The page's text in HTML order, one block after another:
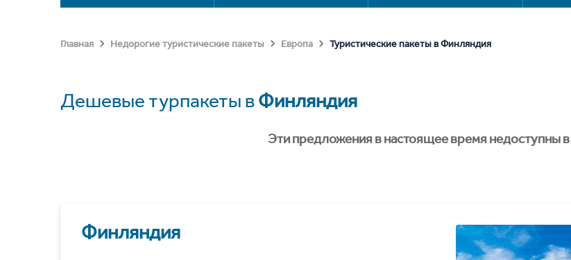
Главная Недорогие туристические пакеты Европа Туристические пакеты в Финляндия
Дешевые турпакеты вФинляндия
Эти предложения в настоящее время недоступны
Финляндия